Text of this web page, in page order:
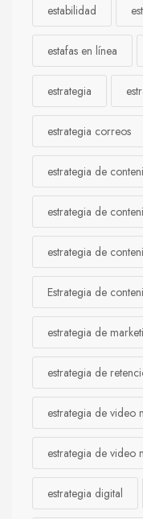
estabilidad
estafas en línea
estrategia
estrategia correos
estrategia de
estrategia de
estrategia de
Estrategia de
estrategia de
estrategia de
estrategia de video
estrategia de video
estrategia digital